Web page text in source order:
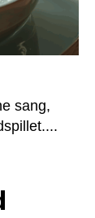
sang,